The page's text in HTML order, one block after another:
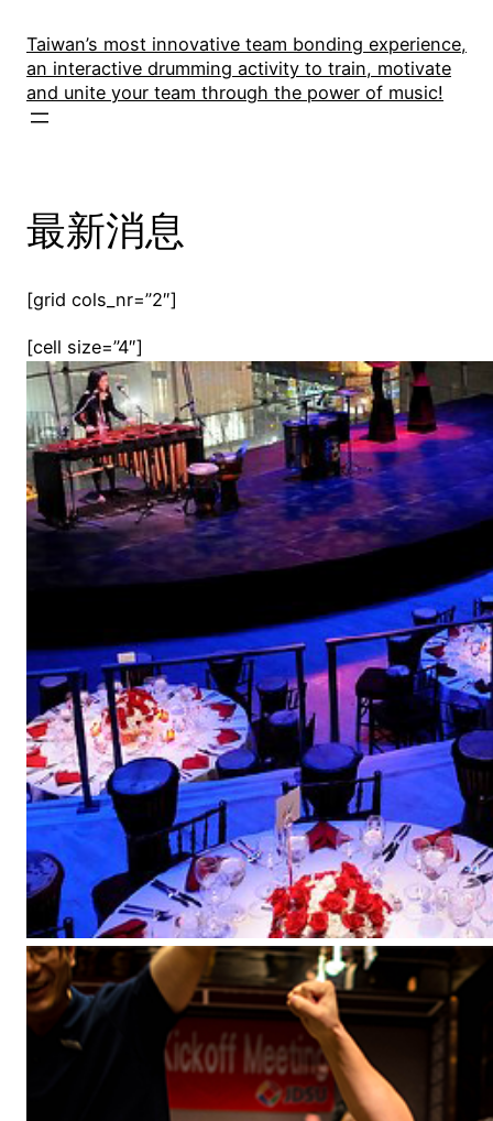
content
Taiwan’s most innovative team bonding experience,
an interactive drumming activity to train, motivate
and unite your team through the power of music!
最新消息
[grid cols_nr=”2″]
[cell size=”4″]